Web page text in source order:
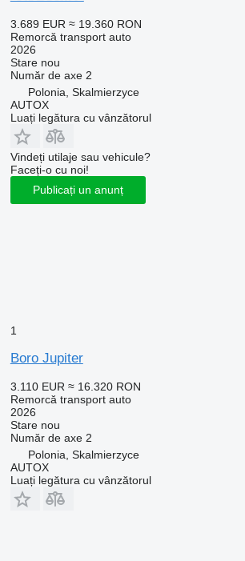
3.689 EUR ≈ 19.360 RON
Remorcă transport auto
2026
Starenou
Număr de axe 2
Polonia, Skalmierzyce
AUTOX
Luați legătura cu vânzătorul
Vindeți utilaje sau vehicule?
Faceți-o cu noi!
Publicați un anunț
1
Boro Jupiter
3.110 EUR ≈ 16.320 RON
Remorcă transport auto
2026
Starenou
Număr de axe 2
Polonia, Skalmierzyce
AUTOX
Luați legătura cu vânzătorul